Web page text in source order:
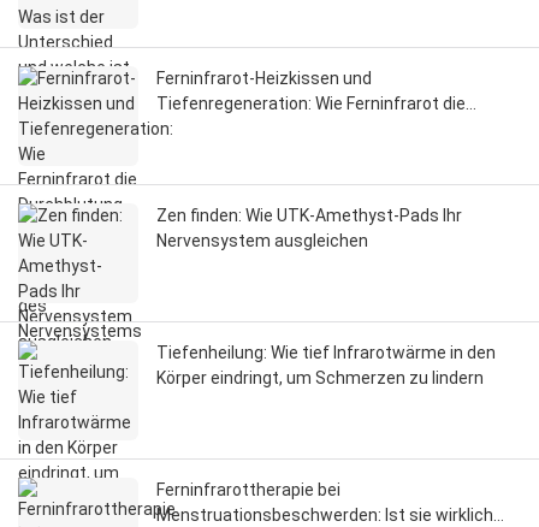
Ferninfrarot-Heizkissen und
Tiefenregeneration: Wie Ferninfrarot die
Durchblutung, die Faszien und die
Zen finden: Wie UTK-Amethyst-Pads Ihr
Nervensystem ausgleichen
Tiefenheilung: Wie tief Infrarotwärme in den
Körper eindringt, um Schmerzen zu lindern
Ferninfrarottherapie bei
Menstruationsbeschwerden: Ist sie wirklich